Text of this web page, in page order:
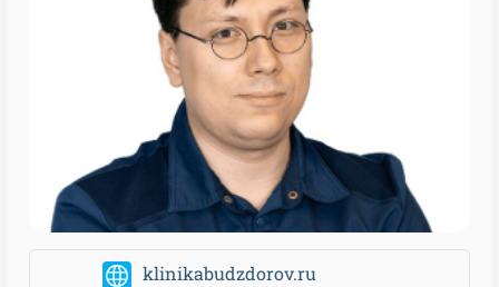
klinikabudzdorov.ru